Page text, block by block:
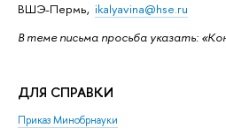
ВШЭ-Пермь, ikalyavina@hse.ru
В теме письма просьба указать:
ДЛЯ СПРАВКИ
Приказ Минобрнауки